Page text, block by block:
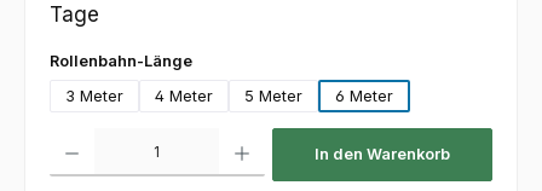
Tage
Rollenbahn-Längeauswählen
3 Meter
4 Meter 5 Meter 6 Meter
In den Warenkorb